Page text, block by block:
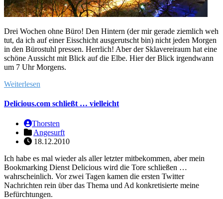
Drei Wochen ohne Büro! Den Hintern (der mir gerade ziemlich weh
tut, da ich auf einer Eisschicht ausgerutscht bin) nicht jeden Morgen
in den Bürostuhl pressen. Herrlich! Aber der Sklavereiraum hat eine
schöne Aussicht mit Blick auf die Elbe. Hier der Blick irgendwann
um 7 Uhr Morgens.
Weiterlesen
Delicious.com schließt … vielleicht
Thorsten
Angesurft
18.12.2010
Ich habe es mal wieder als aller letzter mitbekommen, aber mein
Bookmarking Dienst Delicious wird die Tore schließen …
wahrscheinlich. Vor zwei Tagen kamen die ersten Twitter
Nachrichten rein über das Thema und Ad konkretisierte meine
Befürchtungen.